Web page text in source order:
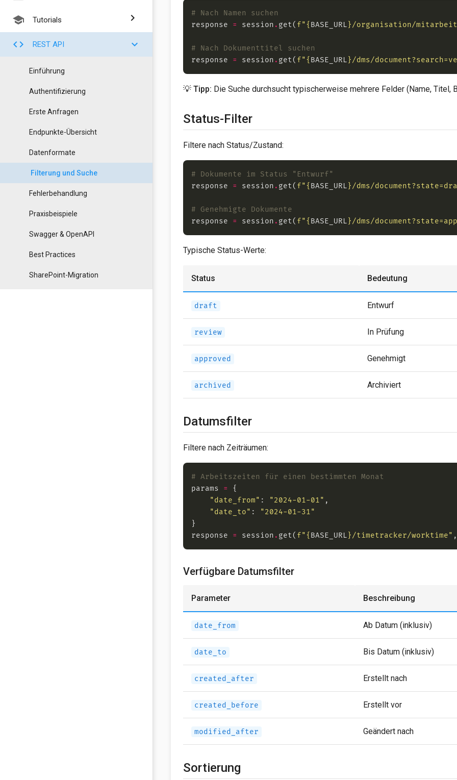
school Tutorials chevron_right
code REST API chevron_right
Einführung
Authentifizierung
Erste Anfragen
Endpunkte-Übersicht
Datenformate
Filterung und Suche
Fehlerbehandlung
Praxisbeispiele
Swagger & OpenAPI
Best Practices
SharePoint-Migration
# Nach Namen suchen
response = session . get( f"{ BASE_URL }/organisation/
# Nach Dokumenttitel suchen
response = session . get( f"{ BASE_URL }/dms/
💡Tipp: Die Suche durchsucht typischerweise mehrere Felder (Name, Titel,
Status-Filter
Filtere nach Status/Zustand:
# Dokumente im Status "Entwurf"
response = session . get( f"{ BASE_URL }/dms/
# Genehmigte Dokumente
response = session . get( f"{ BASE_URL }/dms/
Typische Status-Werte:
Status Bedeutung
draft Entwurf
review In Prüfung
approved Genehmigt
archived Archiviert
Datumsfilter
Filtere nach Zeiträumen:
# Arbeitszeiten für einen bestimmten Monat
params =
"date_from" : "2024-01-01"
"date_to" :
"2024-01-31"
response = session . get( f"{ BASE_URL }/timetracker/worktime"
Verfügbare Datumsfilter
Parameter Beschreibung
date_from Ab Datum (inklusiv)
date_to Bis Datum (inklusiv)
created_after Erstellt nach
created_before Erstellt vor
modified_after Geändert nach
Sortierung